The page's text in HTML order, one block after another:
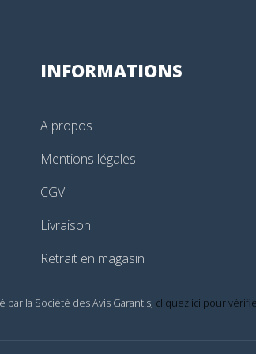
INFORMATIONS
A propos
Mentions légales
CGV
Livraison
Retrait en magasin
par la Société des Avis Garantis, cliquez ici pour